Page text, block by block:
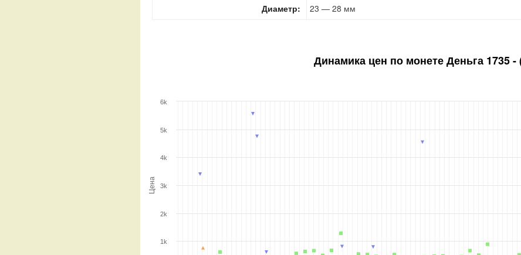
Диаметр:
23 — 28 мм
Динамика цен по монетеДеньга 1735 -
Цена
1k
2k
3k
4k
5k
6k